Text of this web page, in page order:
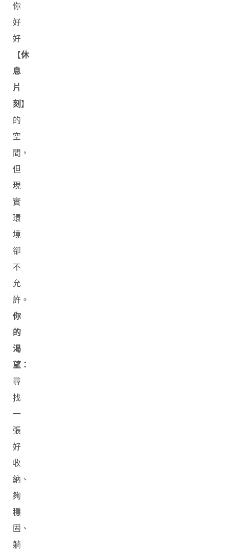
你
好
好
【休
息
片
刻】
的
空
間，
但
現
實
環
境
卻
不
允
許。
你
的
渴
望：
尋
找
一
張
好
收
納、
夠
穩
固、
躺